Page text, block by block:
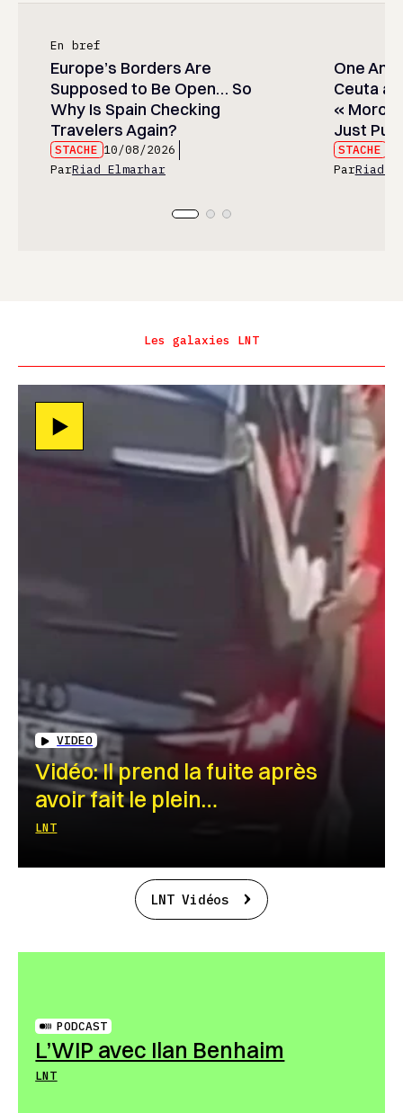
En bref
Europe’s Borders Are
Supposed to Be Open… So
Why Is Spain Checking
Travelers Again?
STACHE 10/08/2026
ParRiad Elmarhar
One
Ceuta
«
Just
STACHE
ParRiad
Les galaxies LNT
VIDEO
Vidéo: Il prend la fuite après
avoir fait le plein…
LNT
LNT Vidéos
PODCAST
L’WIP avec Ilan Benhaim
LNT